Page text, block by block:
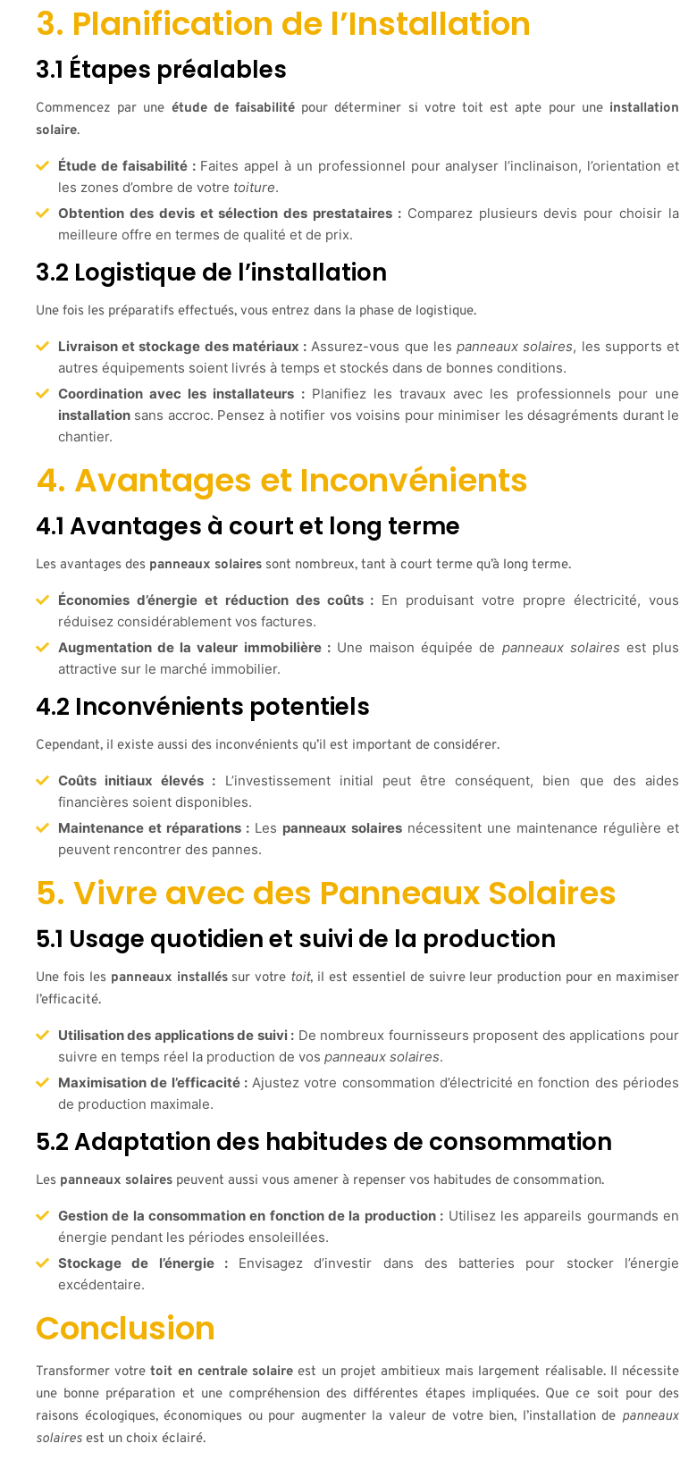
3. Planification de l’Installation
3.1 Étapes préalables
Commencez par une étude de faisabilité pour déterminer si votre toit est apte pour une installation
solaire.
Étude de faisabilité :Faites appel à un professionnel pour analyser l’inclinaison, l’orientation et
les zones d’ombre de votre toiture.
Obtention des devis et sélection des prestataires :Comparez plusieurs devis pour choisir la
meilleure offre en termes de qualité et de prix.
3.2 Logistique de l’installation
Une fois les préparatifs effectués, vous entrez dans la phase de logistique.
Livraison et stockage des matériaux : Assurez-vous que lespanneaux solaires, les supports et
autres équipements soient livrés à temps et stockés dans de bonnes conditions.
Coordination avec les installateurs :Planifiez les travaux avec les professionnels pour une
installation sans accroc. Pensez à notifier vos voisins pour minimiser les désagréments durant le
chantier.
4. Avantages et Inconvénients
4.1 Avantages à court et long terme
Les avantages des panneaux solaires sont nombreux, tant à court terme qu’à long terme.
Économies d’énergie et réduction des coûts : En produisant votre propre électricité, vous
réduisez considérablement vos factures.
Augmentation de la valeur immobilière :Une maison équipée de panneaux solaires est plus
attractive sur le marché immobilier.
4.2 Inconvénients potentiels
Cependant, il existe aussi des inconvénients qu’il est important de considérer.
Coûts initiaux élevés : L’investissement initial peut être conséquent, bien que des aides
financières soient disponibles.
Maintenance et réparations : Les panneaux solaires nécessitent une maintenance régulière et
peuvent rencontrer des pannes.
5. Vivre avec des Panneaux Solaires
5.1 Usage quotidien et suivi de la production
Une fois les panneaux installéssur votre toit, il est essentiel de suivre leur production pour en maximiser
l’efficacité.
Utilisation des applications de suivi : De nombreux fournisseurs proposent des applications pour
suivre en temps réel la production de vos panneaux solaires.
Maximisation de l’efficacité :Ajustez votre consommation d’électricité en fonction des périodes
de production maximale.
5.2 Adaptation des habitudes de consommation
Les panneaux solaires peuvent aussi vous amener à repenser vos habitudes de consommation.
Gestion de la consommation en fonction de la production : Utilisez les appareils gourmands en
énergie pendant les périodes ensoleillées.
Stockage de l’énergie :Envisagez d’investir dans des batteries pour stocker l’énergie
excédentaire.
Conclusion
Transformer votretoit en centrale solaire est un projet ambitieux mais largement réalisable. Il nécessite
une bonne préparation et une compréhension des différentes étapes impliquées. Que ce soit pour des
raisons écologiques, économiques ou pour augmenter la valeur de votre bien, l’installation de panneaux
solaires est un choix éclairé.